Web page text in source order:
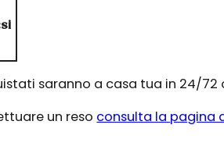
saranno a casa tua in 24/72
un reso consulta la pagina